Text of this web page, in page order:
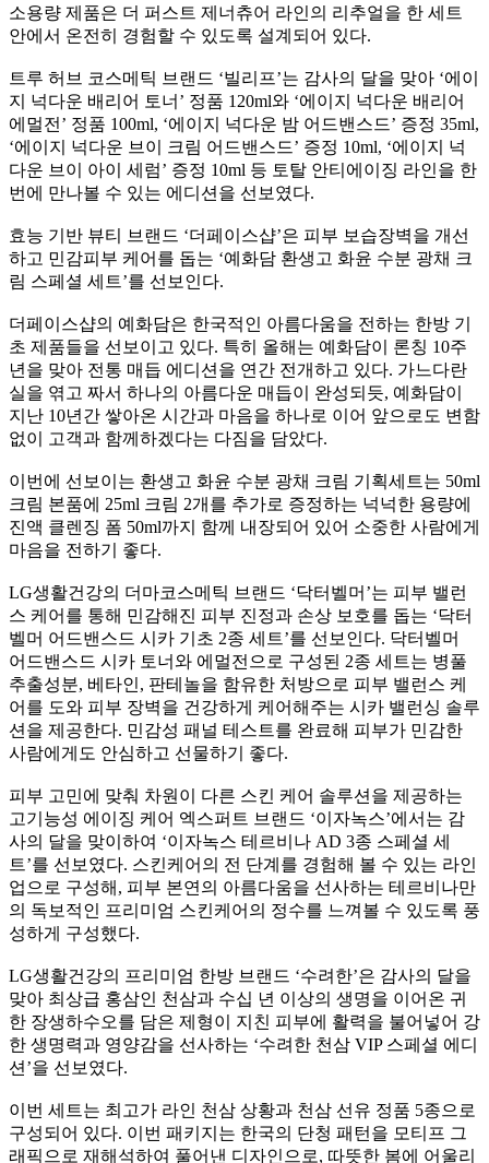
소용량 제품은 더 퍼스트 제너츄어 라인의 리추얼을 한 세트
안에서 온전히 경험할 수 있도록 설계되어 있다.
트루 허브 코스메틱 브랜드 ‘빌리프’는 감사의 달을 맞아 ‘에이
지 넉다운 배리어 토너’ 정품 120ml와 ‘에이지 넉다운 배리어
에멀전’ 정품 100ml, ‘에이지 넉다운 밤 어드밴스드’ 증정 35ml,
‘에이지 넉다운 브이 크림 어드밴스드’ 증정 10ml, ‘에이지 넉
다운 브이 아이 세럼’ 증정 10ml 등 토탈 안티에이징 라인을 한
번에 만나볼 수 있는 에디션을 선보였다.
효능 기반 뷰티 브랜드 ‘더페이스샵’은 피부 보습장벽을 개선
하고 민감피부 케어를 돕는 ‘예화담 환생고 화윤 수분 광채 크
림 스페셜 세트’를 선보인다.
더페이스샵의 예화담은 한국적인 아름다움을 전하는 한방 기
초 제품들을 선보이고 있다. 특히 올해는 예화담이 론칭 10주
년을 맞아 전통 매듭 에디션을 연간 전개하고 있다. 가느다란
실을 엮고 짜서 하나의 아름다운 매듭이 완성되듯, 예화담이
지난 10년간 쌓아온 시간과 마음을 하나로 이어 앞으로도 변함
없이 고객과 함께하겠다는 다짐을 담았다.
이번에 선보이는 환생고 화윤 수분 광채 크림 기획세트는 50ml
크림 본품에 25ml 크림 2개를 추가로 증정하는 넉넉한 용량에
진액 클렌징 폼 50ml까지 함께 내장되어 있어 소중한 사람에게
마음을 전하기 좋다.
LG생활건강의 더마코스메틱 브랜드 ‘닥터벨머’는 피부 밸런
스 케어를 통해 민감해진 피부 진정과 손상 보호를 돕는 ‘닥터
벨머 어드밴스드 시카 기초 2종 세트’를 선보인다. 닥터벨머
어드밴스드 시카 토너와 에멀전으로 구성된 2종 세트는 병풀
추출성분, 베타인, 판테놀을 함유한 처방으로 피부 밸런스 케
어를 도와 피부 장벽을 건강하게 케어해주는 시카 밸런싱 솔루
션을 제공한다. 민감성 패널 테스트를 완료해 피부가 민감한
사람에게도 안심하고 선물하기 좋다.
피부 고민에 맞춰 차원이 다른 스킨 케어 솔루션을 제공하는
고기능성 에이징 케어 엑스퍼트 브랜드 ‘이자녹스’에서는 감
사의 달을 맞이하여 ‘이자녹스 테르비나 AD 3종 스페셜 세
트’를 선보였다. 스킨케어의 전 단계를 경험해 볼 수 있는 라인
업으로 구성해, 피부 본연의 아름다움을 선사하는 테르비나만
의 독보적인 프리미엄 스킨케어의 정수를 느껴볼 수 있도록 풍
성하게 구성했다.
LG생활건강의 프리미엄 한방 브랜드 ‘수려한’은 감사의 달을
맞아 최상급 홍삼인 천삼과 수십 년 이상의 생명을 이어온 귀
한 장생하수오를 담은 제형이 지친 피부에 활력을 불어넣어 강
한 생명력과 영양감을 선사하는 ‘수려한 천삼 VIP 스페셜 에디
션’을 선보였다.
이번 세트는 최고가 라인 천삼 상황과 천삼 선유 정품 5종으로
구성되어 있다. 이번 패키지는 한국의 단청 패턴을 모티프 그
래픽으로 재해석하여 풀어낸 디자인으로, 따뜻한 봄에 어울리